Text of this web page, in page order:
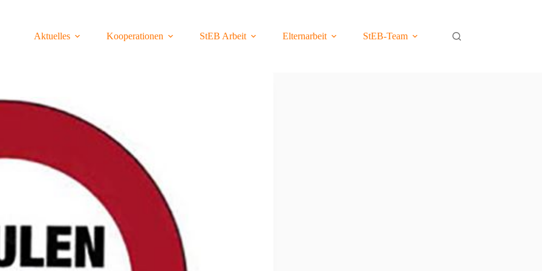
Aktuelles
Kooperationen StEB Arbeit Elternarbeit StEB-Team